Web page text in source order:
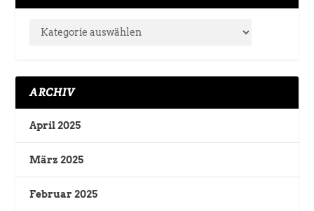
ARCHIV
April 2025
März 2025
Februar 2025